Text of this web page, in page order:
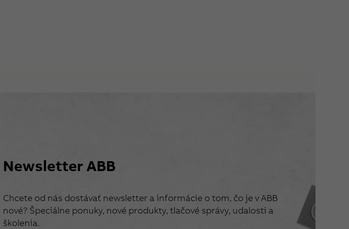
Newsletter ABB
Chcete od nás dostávať newsletter a informácie o tom, čo je v ABB
nové? Špeciálne ponuky, nové produkty, tlačové správy, udalosti a
školenia.